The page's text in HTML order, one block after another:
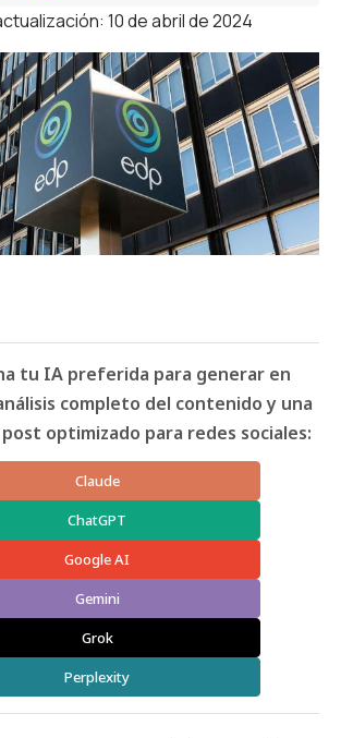
10 de abril de 2024
tu IA preferida para generar en
completo del contenido y una
optimizado para redes sociales:
Claude
ChatGPT
Google AI
Gemini
Grok
Perplexity